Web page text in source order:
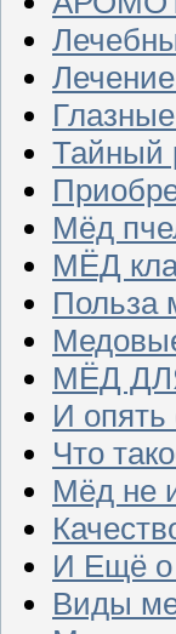
Тайный
Мёд
МЁД
Польза
МЁД
И опять
Что
Мёд не
И Ещё о
Виды